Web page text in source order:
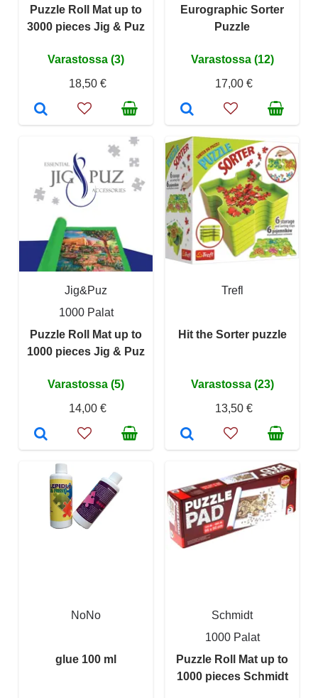
Puzzle Roll Mat up to
3000 pieces Jig & Puz
Varastossa (3)
18,50 €
Eurographic Sorter
Puzzle
Varastossa (12)
17,00 €
Jig&Puz
1000 Palat
Puzzle Roll Mat up to
1000 pieces Jig & Puz
Varastossa (5)
14,00 €
Trefl
Hit the Sorter puzzle
Varastossa (23)
13,50 €
NoNo
glue 100 ml
Schmidt
1000 Palat
Puzzle Roll Mat up to
1000 pieces Schmidt